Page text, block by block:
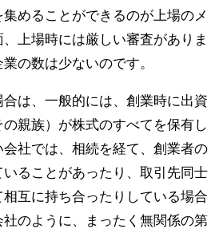
めることができるのが上場のメ
上場時には厳しい審査がありま
の数は少ないのです。
は、一般的には、創業時に出資
親族）が株式のすべてを保有し
社では、相続を経て、創業者の
ることがあったり、取引先同士
互に持ち合ったりしている場合
のように、まったく無関係の第